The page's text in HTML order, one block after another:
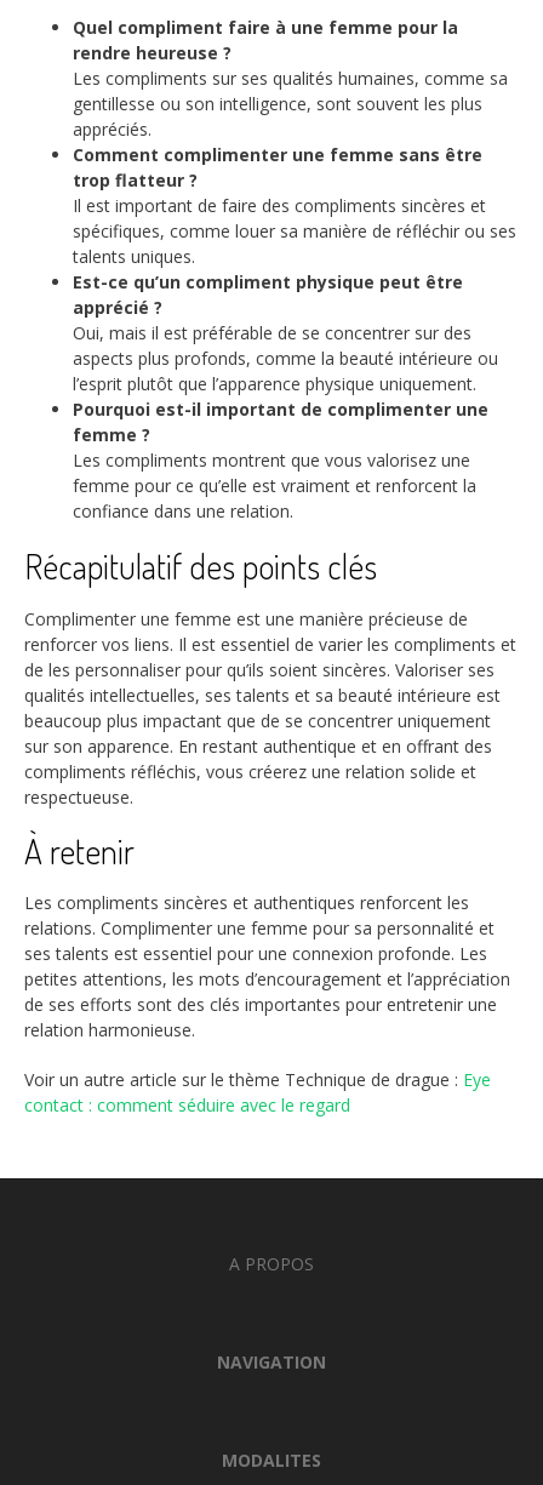
Quel compliment faire à une femme pour la
rendre heureuse ?
Les compliments sur ses qualités humaines, comme sa
gentillesse ou son intelligence, sont souvent les plus
appréciés.
Comment complimenter une femme sans être
trop flatteur ?
Il est important de faire des compliments sincères et
spécifiques, comme louer sa manière de réfléchir ou ses
talents uniques.
Est-ce qu’un compliment physique peut être
apprécié ?
Oui, mais il est préférable de se concentrer sur des
aspects plus profonds, comme la beauté intérieure ou
l’esprit plutôt que l’apparence physique uniquement.
Pourquoi est-il important de complimenter une
femme ?
Les compliments montrent que vous valorisez une
femme pour ce qu’elle est vraiment et renforcent la
confiance dans une relation.
Récapitulatif des points clés
Complimenter une femme est une manière précieuse de
renforcer vos liens. Il est essentiel de varier les compliments et
de les personnaliser pour qu’ils soient sincères. Valoriser ses
qualités intellectuelles, ses talents et sa beauté intérieure est
beaucoup plus impactant que de se concentrer uniquement
sur son apparence. En restant authentique et en offrant des
compliments réfléchis, vous créerez une relation solide et
respectueuse.
À retenir
Les compliments sincères et authentiques renforcent les
relations. Complimenter une femme pour sa personnalité et
ses talents est essentiel pour une connexion profonde. Les
petites attentions, les mots d’encouragement et l’appréciation
de ses efforts sont des clés importantes pour entretenir une
relation harmonieuse.
Voir un autre article sur le thème Technique de drague : Eye
contact : comment séduire avec le regard
A PROPOS
NAVIGATION
MODALITES